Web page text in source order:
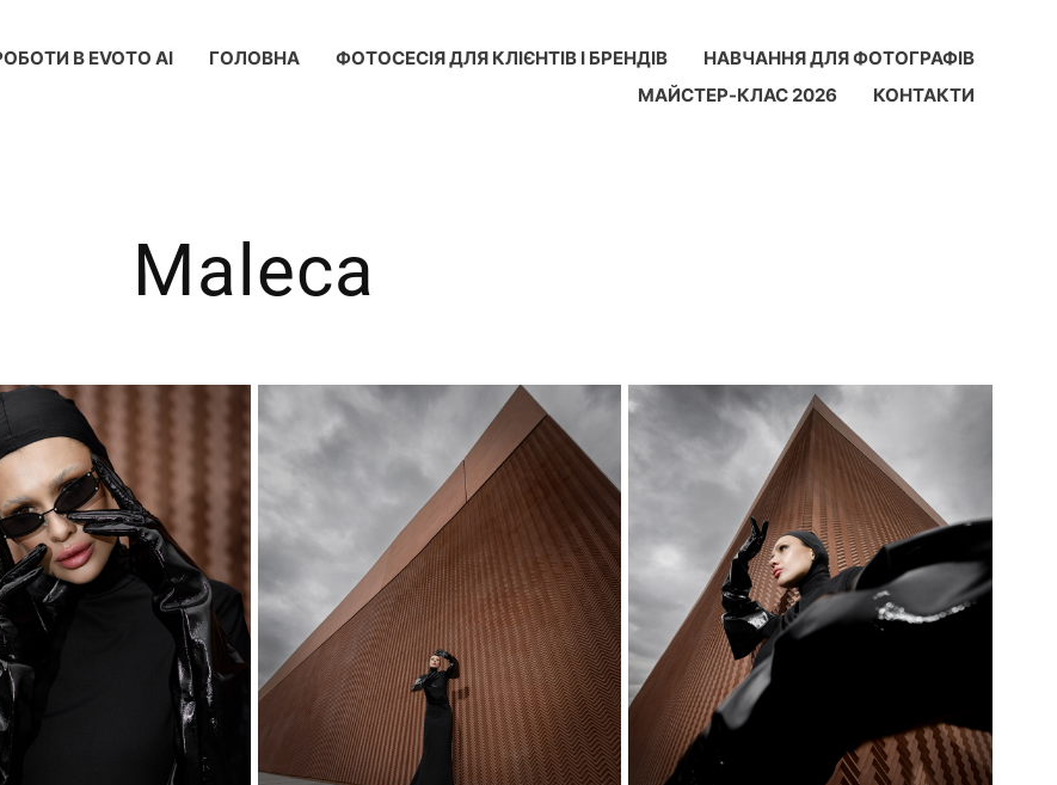
В EVOTO AI ГОЛОВНА ФОТОСЕСІЯ ДЛЯ КЛІЄНТІВ І БРЕНДІВ
НАВЧАННЯ ДЛЯ ФОТОГРАФІВ
МАЙСТЕР-КЛАС 2026
КОНТАКТИ
Maleca